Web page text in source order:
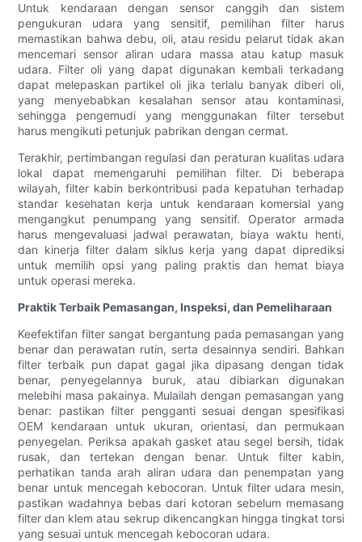
Untuk kendaraan dengan sensor canggih dan sistem
pengukuran udara yang sensitif, pemilihan filter harus
memastikan bahwa debu, oli, atau residu pelarut tidak akan
mencemari sensor aliran udara massa atau katup masuk
udara. Filter oli yang dapat digunakan kembali terkadang
dapat melepaskan partikel oli jika terlalu banyak diberi oli,
yang menyebabkan kesalahan sensor atau kontaminasi,
sehingga pengemudi yang menggunakan filter tersebut
harus mengikuti petunjuk pabrikan dengan cermat.
Terakhir, pertimbangan regulasi dan peraturan kualitas udara
lokal dapat memengaruhi pemilihan filter. Di beberapa
wilayah, filter kabin berkontribusi pada kepatuhan terhadap
standar kesehatan kerja untuk kendaraan komersial yang
mengangkut penumpang yang sensitif. Operator armada
harus mengevaluasi jadwal perawatan, biaya waktu henti,
dan kinerja filter dalam siklus kerja yang dapat diprediksi
untuk memilih opsi yang paling praktis dan hemat biaya
untuk operasi mereka.
Praktik Terbaik Pemasangan, Inspeksi, dan Pemeliharaan
Keefektifan filter sangat bergantung pada pemasangan yang
benar dan perawatan rutin, serta desainnya sendiri. Bahkan
filter terbaik pun dapat gagal jika dipasang dengan tidak
benar, penyegelannya buruk, atau dibiarkan digunakan
melebihi masa pakainya. Mulailah dengan pemasangan yang
benar: pastikan filter pengganti sesuai dengan spesifikasi
OEM kendaraan untuk ukuran, orientasi, dan permukaan
penyegelan. Periksa apakah gasket atau segel bersih, tidak
rusak, dan tertekan dengan benar. Untuk filter kabin,
perhatikan tanda arah aliran udara dan penempatan yang
benar untuk mencegah kebocoran. Untuk filter udara mesin,
pastikan wadahnya bebas dari kotoran sebelum memasang
filter dan klem atau sekrup dikencangkan hingga tingkat torsi
yang sesuai untuk mencegah kebocoran udara.